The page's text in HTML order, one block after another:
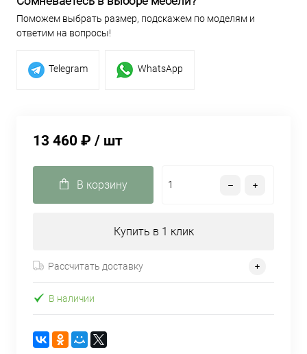
Поможем выбрать размер, подскажем по моделям и
ответим на вопросы!
Telegram WhatsApp
13 460 ₽ / шт
В корзину
Купить в 1 клик
Рассчитать доставку
В наличии